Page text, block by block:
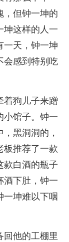
，但钟一坤的
坤这样的人一
一天，钟一坤
会感到特别吃
着狗儿子来蹭
小馆子。钟一
黑洞洞的，
板推荐了一款
款白酒的瓶子
酒下肚，钟一
一坤难以下咽
回他的工棚里